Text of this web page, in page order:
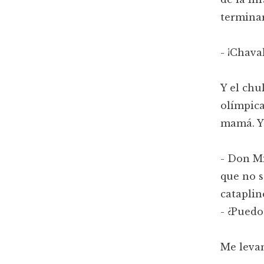
-
Y el
mamá.
- Don
que no
-
Me